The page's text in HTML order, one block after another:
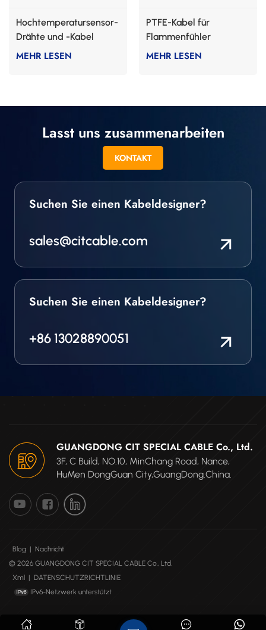
Hochtemperatursensor-
Drähte und -Kabel
MEHR LESEN
PTFE-Kabel für
Flammenfühler
MEHR LESEN
Lasst uns zusammenarbeiten
KONTAKT
Suchen Sie einen Kabeldesigner?
sales@citcable.com
Suchen Sie einen Kabeldesigner?
+86 13028890051
GUANGDONG CIT SPECIAL CABLE Co., Ltd.
3F, C Build, NO.10, MinChang Road, Nance,
HuMen DongGuan City,GuangDong.China.
Blog | Nachricht
© 2026 GUANGDONG CIT SPECIAL CABLE Co., Ltd.
Xml
| DATENSCHUTZRICHTLINIE
IPv6-Netzwerk unterstützt